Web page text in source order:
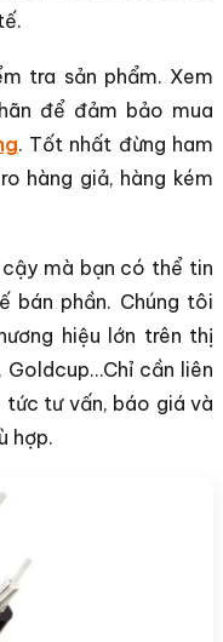
tra sản phẩm. Xem
để đảm bảo mua
. Tốt nhất đừng ham
hàng giả, hàng kém
mà bạn có thể tin
bán phần. Chúng tôi
hiệu lớn trên thị
Goldcup…Chỉ cần liên
tức tư vấn, báo giá và
hợp.